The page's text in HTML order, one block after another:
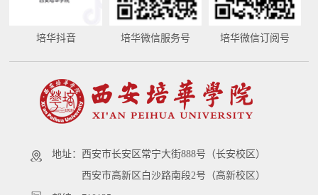
培华抖音 培华微信服务号 培华微信订阅号
地址： 西安市长安区常宁大街888号（长安校区）
西安市高新区白沙路南段2号（高新校区）